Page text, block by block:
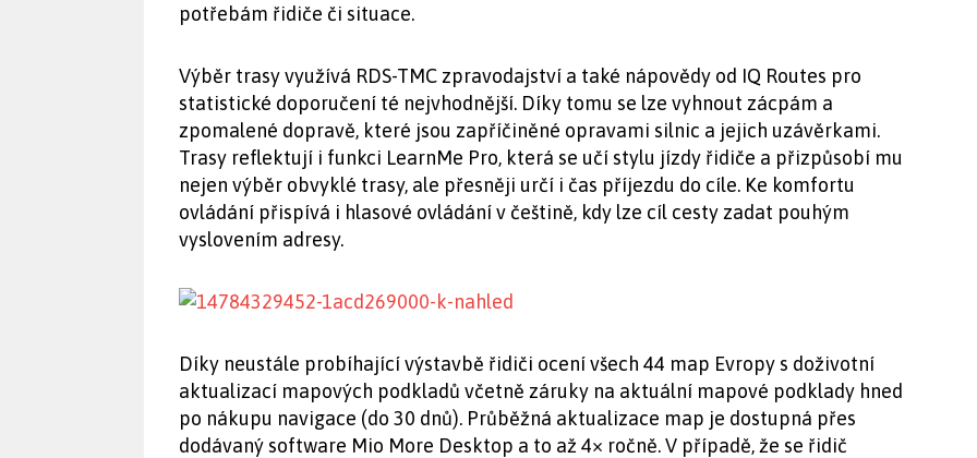
potřebám řidiče či situace.
Výběr trasy využívá RDS-TMC zpravodajství a také nápovědy od IQ Routes pro
statistické doporučení té nejvhodnější. Díky tomu se lze vyhnout zácpám a
zpomalené dopravě, které jsou zapříčiněné opravami silnic a jejich uzávěrkami.
Trasy reflektují i funkci LearnMe Pro, která se učí stylu jízdy řidiče a přizpůsobí mu
nejen výběr obvyklé trasy, ale přesněji určí i čas příjezdu do cíle. Ke komfortu
ovládání přispívá i hlasové ovládání v češtině, kdy lze cíl cesty zadat pouhým
vyslovením adresy.
Díky neustále probíhající výstavbě řidiči ocení všech 44 map Evropy s doživotní
aktualizací mapových podkladů včetně záruky na aktuální mapové podklady hned
po nákupu navigace (do 30 dnů). Průběžná aktualizace map je dostupná přes
dodávaný software Mio More Desktop a to až 4× ročně. V případě, že se řidič